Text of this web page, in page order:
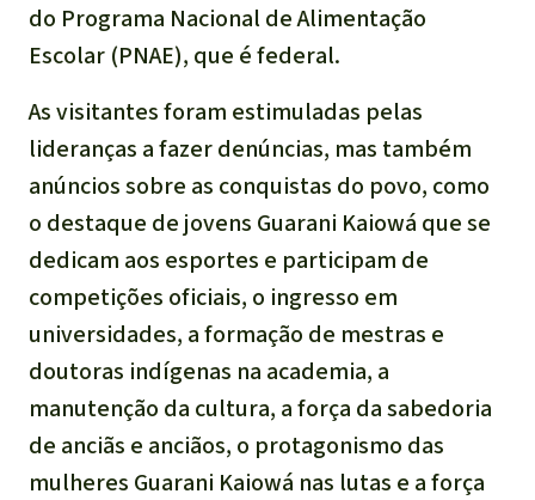
do Programa Nacional de Alimentação
Escolar (PNAE), que é federal.
As visitantes foram estimuladas pelas
lideranças a fazer denúncias, mas também
anúncios sobre as conquistas do povo, como
o destaque de jovens Guarani Kaiowá que se
dedicam aos esportes e participam de
competições oficiais, o ingresso em
universidades, a formação de mestras e
doutoras indígenas na academia, a
manutenção da cultura, a força da sabedoria
de anciãs e anciãos, o protagonismo das
mulheres Guarani Kaiowá nas lutas e a força